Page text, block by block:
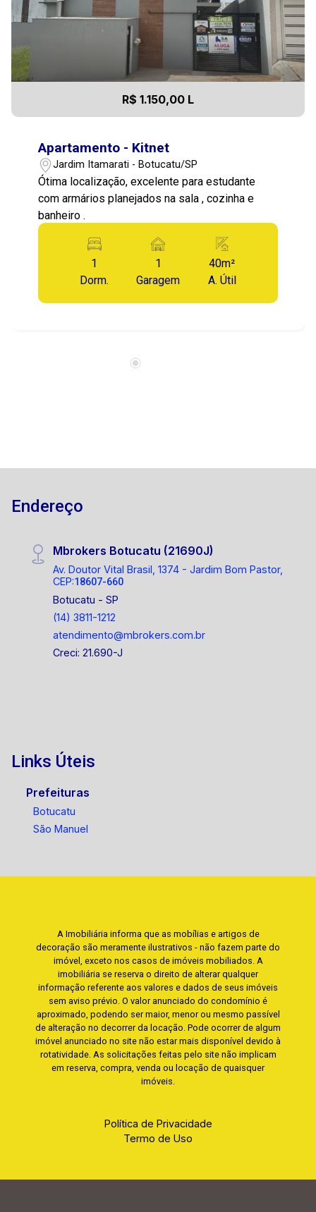
R$ 1.150,00 L
Apartamento - Kitnet
Jardim Itamarati - Botucatu/SP
Ótima localização, excelente para estudante
com armários planejados na sala , cozinha e
banheiro .
1
Dorm.
1
Garagem
40m²
A. Útil
Endereço
Mbrokers Botucatu (21690J)
Av. Doutor Vital Brasil, 1374 - Jardim Bom Pastor,
CEP:18607-660
Botucatu - SP
(14) 3811-1212
atendimento@mbrokers.com.br
Creci: 21.690-J
Links Úteis
Prefeituras
Botucatu
São Manuel
A Imobiliária informa que as mobílias e artigos de
decoração são meramente ilustrativos - não fazem parte do
imóvel, exceto nos casos de imóveis mobiliados. A
imobiliária se reserva o direito de alterar qualquer
informação referente aos valores e dados de seus imóveis
sem aviso prévio. O valor anunciado do condomínio é
aproximado, podendo ser maior, menor ou mesmo passível
de alteração no decorrer da locação. Pode ocorrer de algum
imóvel anunciado no site não estar mais disponível devido à
rotatividade. As solicitações feitas pelo site não implicam
em reserva, compra, venda ou locação de quaisquer
imóveis.
Política de Privacidade
Termo de Uso